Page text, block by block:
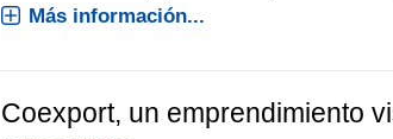
Más información...
Coexport, un emprendimiento